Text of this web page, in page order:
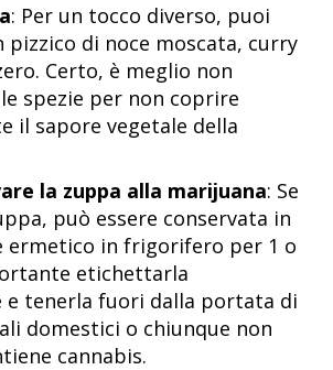
: Per un tocco diverso, puoi
pizzico di noce moscata, curry
Certo, è meglio non
spezie per non coprire
il sapore vegetale della
la zuppa alla marijuana: Se
può essere conservata in
ermetico in frigorifero per 1 o
etichettarla
tenerla fuori dalla portata di
domestici o chiunque non
cannabis.